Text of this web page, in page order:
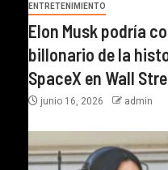
ENTRETENIMIENTO
Elon Musk podría
billonario de la
SpaceX en Wall
junio 16, 2026 admin